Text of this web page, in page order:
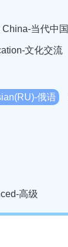
当代中国
文化交流
俄语
高级